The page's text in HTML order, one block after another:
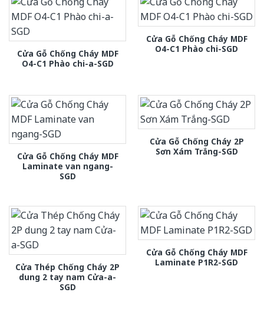
Cửa Gỗ Chống Cháy MDF
O4-C1 Phào chi-a-SGD
Cửa Gỗ Chống Cháy MDF
O4-C1 Phào chi-SGD
Cửa Gỗ Chống Cháy MDF
Laminate van ngang-
SGD
Cửa Gỗ Chống Cháy 2P
Sơn Xám Trắng-SGD
Cửa Thép Chống Cháy 2P
dung 2 tay nam Cửa-a-
SGD
Cửa Gỗ Chống Cháy MDF
Laminate P1R2-SGD